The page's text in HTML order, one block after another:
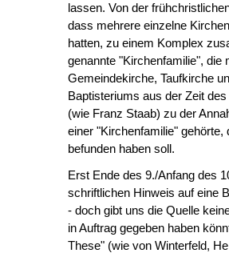
lassen. Von der
dass mehrere einzelne
hatten, zu einem Komplex
genannte "Kirchenfamilie",
Gemeindekirche, Taufkirche
Baptisteriums aus der Zeit
(wie Franz Staab) zu der
einer "Kirchenfamilie"
befunden haben soll.
Erst Ende des 9./Anfang des
schriftlichen Hinweis auf eine
- doch gibt uns die Quelle
in Auftrag gegeben haben
These" (wie von Winterfeld,